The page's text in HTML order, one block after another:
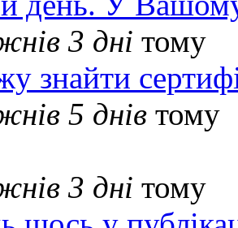
3 дні тому
знайти
5 днів тому
3 дні тому